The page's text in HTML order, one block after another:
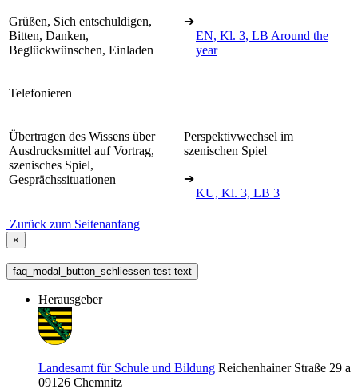
Grüßen, Sich entschuldigen,
Bitten, Danken,
Beglückwünschen, Einladen
➔
EN, Kl. 3, LB Around the
year
Telefonieren
Übertragen des Wissens über
Ausdrucksmittel auf Vortrag,
szenisches Spiel,
Gesprächssituationen
Perspektivwechsel im
szenischen Spiel
➔
KU, Kl. 3, LB 3
Zurück zum Seitenanfang
×
faq_modal_button_schliessen test text
Herausgeber
Landesamt für Schule und Bildung Reichenhainer Straße 29 a
09126 Chemnitz